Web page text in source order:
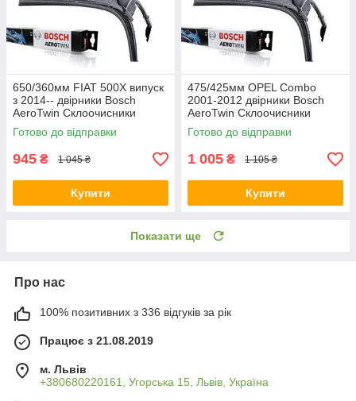
650/360мм FIAT 500X випуск
з 2014-- двірники Bosch
AeroTwin Склоочисники
Готово до відправки
945 ₴ 1 045 ₴
Купити
475/425мм OPEL Combo
2001-2012 двірники Bosch
AeroTwin Склоочисники
Готово до відправки
1 005 ₴ 1 105 ₴
Купити
Показати ще
Про нас
100% позитивних з 336 відгуків за рік
Працює з 21.08.2019
м. Львів
+380680220161, Угорська 15, Львів, Україна